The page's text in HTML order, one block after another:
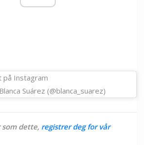
på Instagram
Suárez (@blanca_suarez)
dette, registrer deg for vår